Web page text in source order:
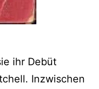
ihr Debüt
Inzwischen